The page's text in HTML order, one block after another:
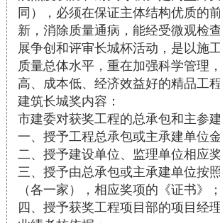
同），必须在保证主体结构优质的
新，消除质量通病，能经受微观检
展争创和评审长城杯活动，是以施
质量总体水平，重在加强科学管理
高、成本低、经济效益好的精品工
建筑长城奖内容：
市建委对获奖工程的总承包和主参
一、授予工程总承包或主承建单位
二、授予建设单位、监理单位相应
三、授予由总承包或主承建单位按
（各一家），相应奖项的《证书》；
四、授予获奖工程项目部的项目经